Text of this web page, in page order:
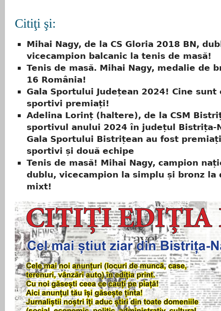
Citiţi şi:
Mihai Nagy, de la CS Gloria 2018 BN,
vicecampion balcanic la tenis de masă!
Tenis de masă. Mihai Nagy, medalie de
16 România!
Gala Sportului Județean 2024! Cine sunt
sportivi premiați!
Adelina Lorinț (haltere), de la CSM
sportivul anului 2024 în județul Bistrița-
Gala Sportului Bistrițean au fost
sportivi și două echipe
Tenis de masă! Mihai Nagy, campion
dublu, vicecampion la simplu și bronz la
mixt!